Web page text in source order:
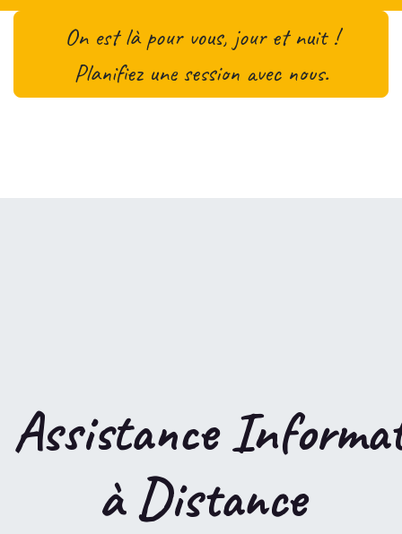
On est là pour vous, jour et nuit !
Planifiez une session avec nous.
Assistance
àDistance